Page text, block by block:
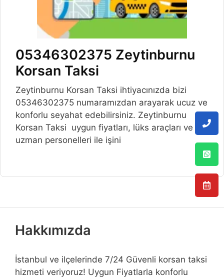
05346302375 Zeytinburnu
Korsan Taksi
Zeytinburnu Korsan Taksi ihtiyacınızda bizi
05346302375 numaramızdan arayarak ucuz ve
konforlu seyahat edebilirsiniz. Zeytinburnu
Korsan Taksi uygun fiyatları, lüks araçları ve
uzman personelleri ile işini
Hakkımızda
İstanbul ve ilçelerinde 7/24 Güvenli korsan taksi
hizmeti veriyoruz! Uygun Fiyatlarla konforlu